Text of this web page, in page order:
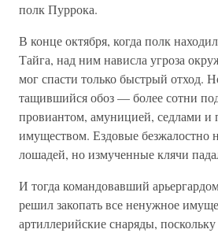
полк Пуррока.
В конце октября, когда полк
Тайга, над ним нависла угроза
мог спасти только быстрый отход.
тащившийся обоз — более сотни
провиантом, амуницией, седлами
имуществом. Ездовые безжалостно
лошадей, но измученные клячи
И тогда командовавший
решил закопать все ненужное
артиллерийские снаряды,